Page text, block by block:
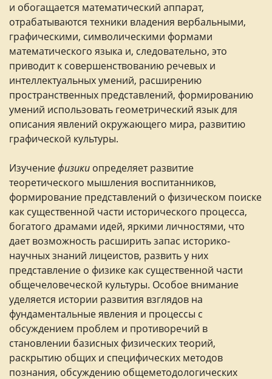
и обогащается математический аппарат,
отрабатываются техники владения вербальными,
графическими, символическими формами
математического языка и, следовательно, это
приводит к совершенствованию речевых и
интеллектуальных умений, расширению
пространственных представлений, формированию
умений использовать геометрический язык для
описания явлений окружающего мира, развитию
графической культуры.
Изучениефизики определяет развитие
теоретического мышления воспитанников,
формирование представлений о физическом поиске
как существенной части исторического процесса,
богатого драмами идей, яркими личностями, что
дает возможность расширить запас историко-
научных знаний лицеистов, развить у них
представление о физике как существенной части
общечеловеческой культуры. Особое внимание
уделяется истории развития взглядов на
фундаментальные явления и процессы с
обсуждением проблем и противоречий в
становлении базисных физических теорий,
раскрытию общих и специфических методов
познания, обсуждению общеметодологических